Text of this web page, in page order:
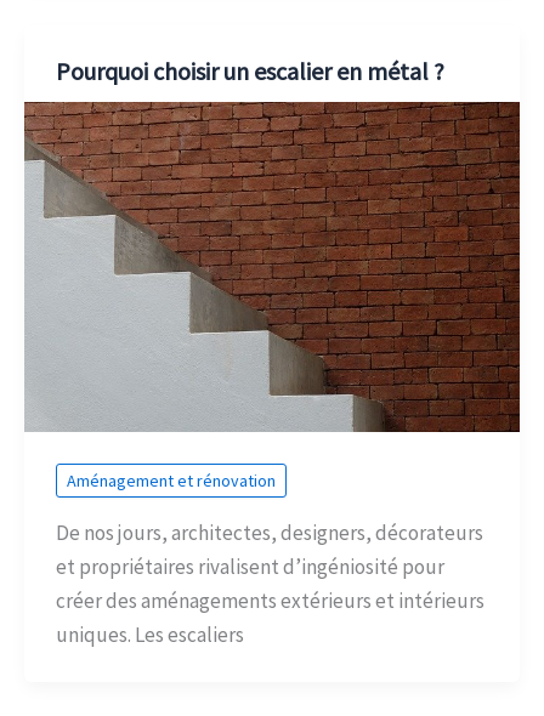
Pourquoi choisir un escalier en métal ?
Aménagement et rénovation
De nos jours, architectes, designers, décorateurs
et propriétaires rivalisent d’ingéniosité pour
créer des aménagements extérieurs et intérieurs
uniques. Les escaliers